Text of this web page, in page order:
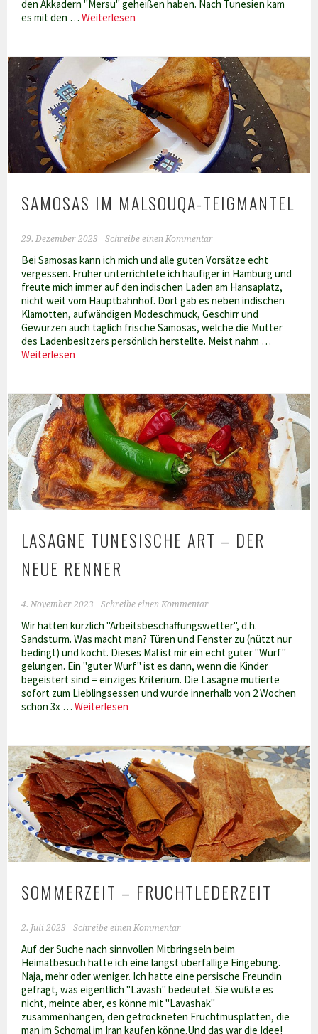
den Akkadern "Mersu" geheißen haben. Nach Tunesien kam
es mit den …Weiterlesen
machen
SAMOSAS IM MALSOUQA-TEIGMANTEL
29. Dezember 2023 Schreibe einen Kommentar
Bei Samosas kann ich mich und alle guten Vorsätze echt
vergessen. Früher unterrichtete ich häufiger in Hamburg und
freute mich immer auf den indischen Laden am Hansaplatz,
nicht weit vom Hauptbahnhof. Dort gab es neben indischen
Klamotten, aufwändigen Modeschmuck, Geschirr und
Gewürzen auch täglich frische Samosas, welche die Mutter
des Ladenbesitzers persönlich herstellte. Meist nahm …
Weiterlesen
Teigmantel
LASAGNE TUNESISCHE ART – DER
NEUE RENNER
4. November 2023 Schreibe einen Kommentar
Wir hatten kürzlich "Arbeitsbeschaffungswetter", d.h.
Sandsturm. Was macht man? Türen und Fenster zu (nützt nur
bedingt) und kocht. Dieses Mal ist mir ein echt guter "Wurf"
gelungen. Ein "guter Wurf" ist es dann, wenn die Kinder
begeistert sind = einziges Kriterium. Die Lasagne mutierte
sofort zum Lieblingsessen und wurde innerhalb von 2 Wochen
schon 3x …Weiterlesen
–
der
neue
Renner
SOMMERZEIT – FRUCHTLEDERZEIT
2. Juli 2023 Schreibe einen Kommentar
Auf der Suche nach sinnvollen Mitbringseln beim
Heimatbesuch hatte ich eine längst überfällige Eingebung.
Naja, mehr oder weniger. Ich hatte eine persische Freundin
gefragt, was eigentlich "Lavash" bedeutet. Sie wußte es
nicht, meinte aber, es könne mit "Lavashak"
zusammenhängen, den getrockneten Fruchtmusplatten, die
man im Schomal im Iran kaufen könne.Und das war die Idee!